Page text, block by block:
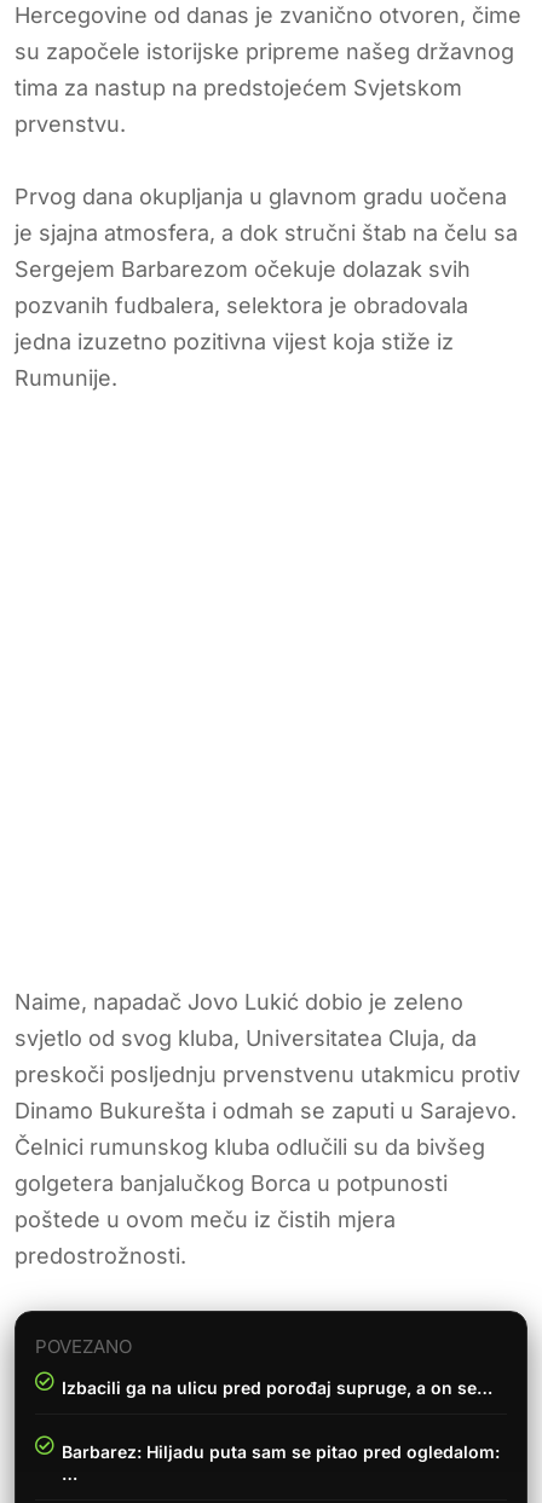
Hercegovine od danas je zvanično otvoren, čime
su započele istorijske pripreme našeg državnog
tima za nastup na predstojećem Svjetskom
prvenstvu.
Prvog dana okupljanja u glavnom gradu uočena
je sjajna atmosfera, a dok stručni štab na čelu sa
Sergejem Barbarezom očekuje dolazak svih
pozvanih fudbalera, selektora je obradovala
jedna izuzetno pozitivna vijest koja stiže iz
Rumunije.
Naime, napadač Jovo Lukić dobio je zeleno
svjetlo od svog kluba, Universitatea Cluja, da
preskoči posljednju prvenstvenu utakmicu protiv
Dinamo Bukurešta i odmah se zaputi u Sarajevo.
Čelnici rumunskog kluba odlučili su da bivšeg
golgetera banjalučkog Borca u potpunosti
poštede u ovom meču iz čistih mjera
predostrožnosti.
POVEZANO
Izbacili ga na ulicu pred porođaj supruge, a on se…
Barbarez: Hiljadu puta sam se pitao pred ogledalom:
…